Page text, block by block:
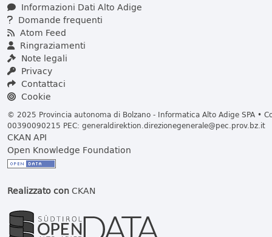
Informazioni Dati Alto Adige
Domande frequenti
Atom Feed
Ringraziamenti
Note legali
Privacy
Contattaci
Cookie
© 2025 Provincia autonoma di Bolzano - Informatica Alto Adige SPA •
00390090215 PEC: generaldirektion.direzionegenerale@pec.prov.bz.it
CKAN API
Open Knowledge Foundation
Realizzato conCKAN